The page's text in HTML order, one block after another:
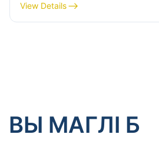
View Details
ВЫ МАГЛІ Б